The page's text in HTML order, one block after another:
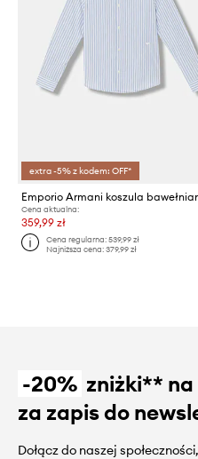
extra -5% z kodem: OFF*
Cena aktualna:
359,99 zł
Cena regularna:539,99 zł
Najniższa cena:379,99 zł
-20% zniżki**
za zapis do
Dołącz do naszej